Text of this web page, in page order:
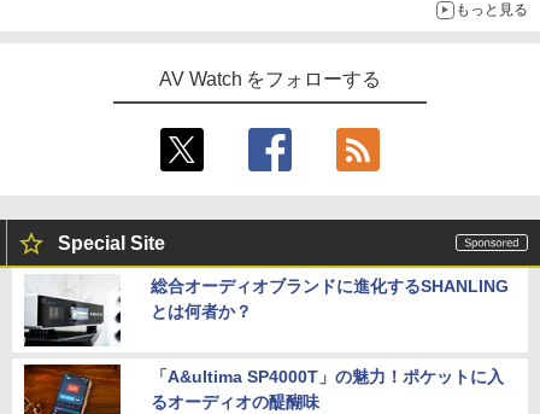
もっと見る
AV Watch をフォローする
Special Site
総合オーディオブランドに進化するSHANLING
とは何者か？
「A&ultima SP4000T」の魅力！ポケットに入
るオーディオの醍醐味